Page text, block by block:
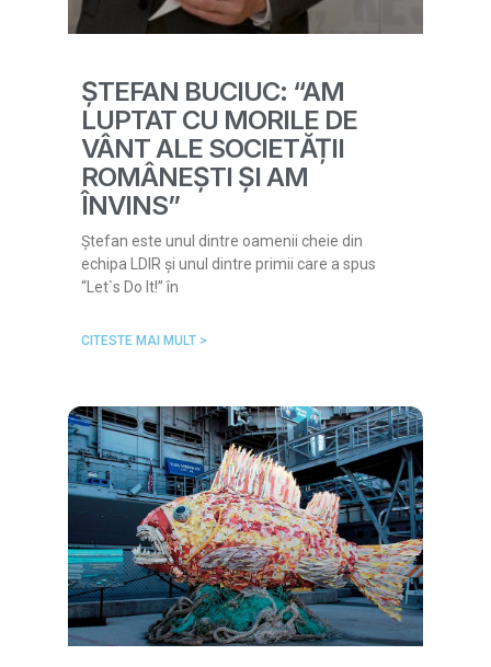
ȘTEFAN BUCIUC: “AM
LUPTAT CU MORILE DE
VÂNT ALE SOCIETĂȚII
ROMÂNEȘTI ȘI AM
ÎNVINS”
Ștefan este unul dintre oamenii cheie din
echipa LDIR și unul dintre primii care a spus
“Let`s Do It!” în
CITESTE MAI MULT >